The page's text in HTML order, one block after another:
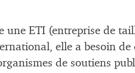
une ETI (entreprise de
elle a besoin de
de soutiens